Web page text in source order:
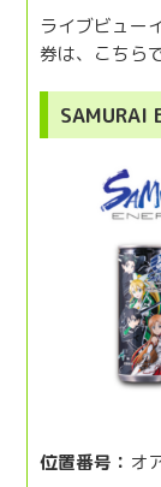
ライブビュー
券は、こちら
SAMURAI
位置番号： オ